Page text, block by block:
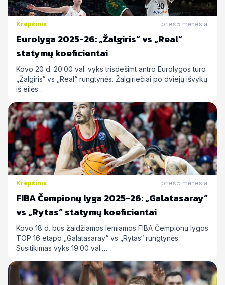
Krepšinis prieš 5 mėnesiai
Eurolyga 2025-26: „Žalgiris“ vs „Real“
statymų koeficientai
Kovo 20 d. 20:00 val. vyks trisdešimt antro Eurolygos turo
„Žalgiris“ vs „Real“ rungtynės. Žalgiriečiai po dviejų išvykų
iš eilės…
Krepšinis prieš 5 mėnesiai
FIBA Čempionų lyga 2025-26: „Galatasaray“
vs „Rytas“ statymų koeficientai
Kovo 18 d. bus žaidžiamos lemiamos FIBA Čempionų lygos
TOP 16 etapo „Galatasaray“ vs „Rytas“ rungtynės.
Susitikimas vyks 19:00 val.…